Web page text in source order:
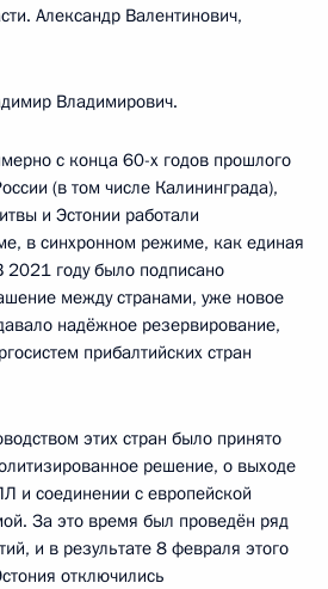
Александр Валентинович,
Владимирович.
с конца 60-х годов прошлого
(в том числе Калининграда),
и Эстонии работали
в синхронном режиме, как единая
2021 году было подписано
между странами, уже новое
надёжное резервирование,
прибалтийских стран
этих стран было принято
решение, о выходе
и соединении с европейской
За это время был проведён ряд
и в результате 8 февраля этого
отключились